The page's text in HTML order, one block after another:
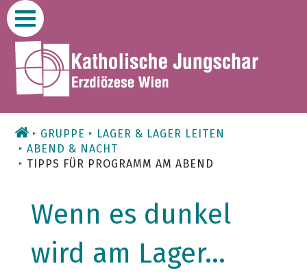
Zum
Inhalt
GRUPPE
LAGER & LAGER LEITEN
ABEND & NACHT
TIPPS FÜR PROGRAMM AM ABEND
Wenn es dunkel
wird am Lager...